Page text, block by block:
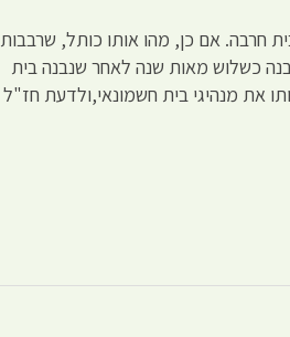
אם כן, מהו אותו כותל, שרבבות
כשלוש מאות שנה לאחר שנבנה בית
שהרג ברשעותו את מנהיגי בית חשמונאי,ולדעת חז"ל